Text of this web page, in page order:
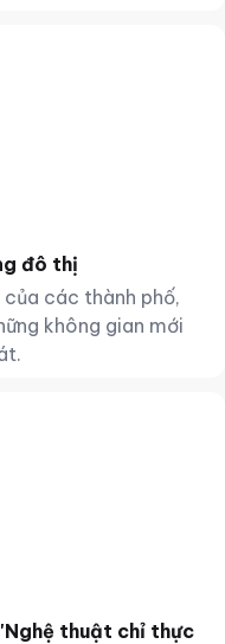
đô thị
các thành phố,
không gian mới
thuật chỉ thực